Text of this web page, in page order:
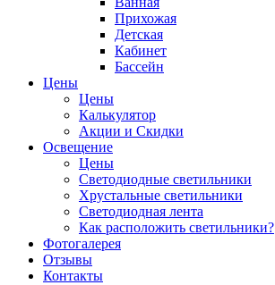
Прихожая
Детская
Кабинет
Бассейн
Цены
Цены
Калькулятор
Акции и Скидки
Освещение
Цены
Светодиодные светильники
Хрустальные светильники
Светодиодная лента
Как расположить светильники?
Фотогалерея
Отзывы
Контакты